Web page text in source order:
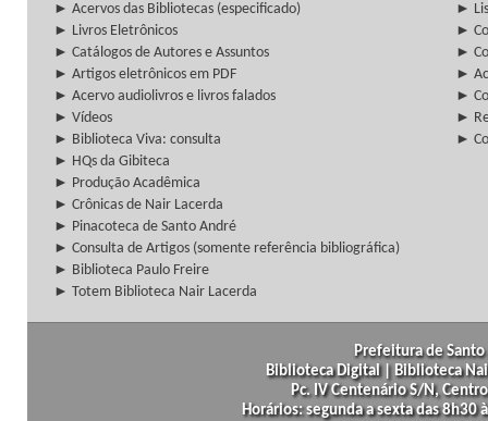
► Acervos das Bibliotecas (especificado)
►
► Livros Eletrônicos
►
► Catálogos de Autores e Assuntos
►
► Artigos eletrônicos em PDF
►
► Acervo audiolivros e livros falados
►
► Vídeos
►
► Biblioteca Viva: consulta
►
► HQs da Gibiteca
► Produção Acadêmica
► Crônicas de Nair Lacerda
► Pinacoteca de Santo André
► Consulta de Artigos (somente referência bibliográfica)
► Biblioteca Paulo Freire
► Totem Biblioteca Nair Lacerda
Prefeitura de
Biblioteca Digital | Biblioteca
Pc. IV Centenário S/N,
Horários: segunda a sexta das